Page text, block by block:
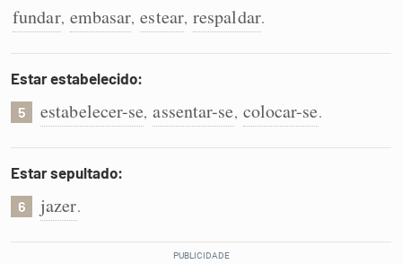
fundar, embasar, estear, respaldar.
Estar estabelecido:
5 estabelecer-se, assentar-se, colocar-se.
Estar sepultado:
6 jazer.